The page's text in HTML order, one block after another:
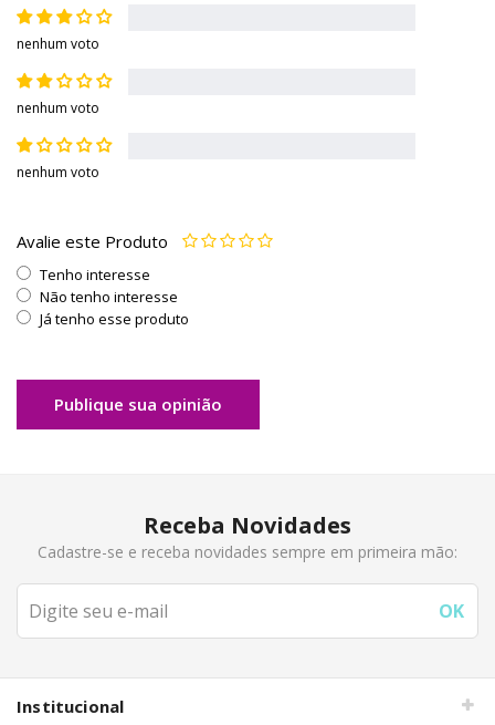
nenhum voto
nenhum voto
nenhum voto
Avalie este Produto
Tenho interesse
Não tenho interesse
Já tenho esse produto
Publique sua opinião
Receba Novidades
Cadastre-se e receba novidades sempre em primeira mão:
Institucional